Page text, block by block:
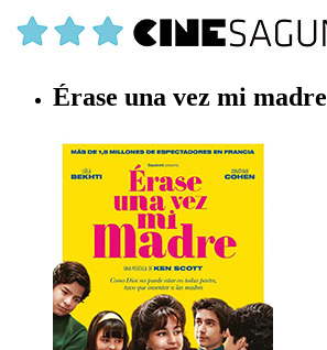
Érase una vez mi madre